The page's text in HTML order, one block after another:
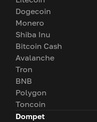
Dogecoin
Monero
Shiba Inu
Bitcoin Cash
Avalanche
Tron
BNB
Polygon
Toncoin
Dompet